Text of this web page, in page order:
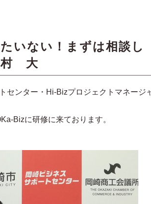
いない！まずは相談し
村 大
センター・Hi-Bizプロジェクトマネージ
Bizに研修に来ております。